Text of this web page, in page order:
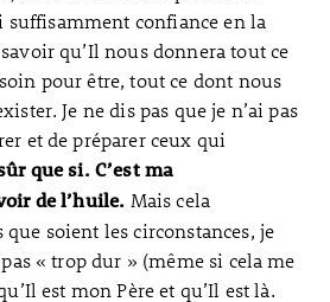
suffisamment confiance en la
qu’Il nous donnera tout ce
pour être, tout ce dont nous
Je ne dis pas que je n’ai pas
et de préparer ceux qui
que si. C’est ma
de l’huile. Mais cela
soient les circonstances, je
« trop dur » (même si cela me
est mon Père et qu’Il est là.